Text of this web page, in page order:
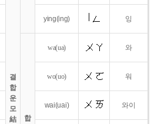
결
합
운
모
結
ying(ing) 잉
합
wa(ua) 와
wo(uo) 워
wai(uai) 와이